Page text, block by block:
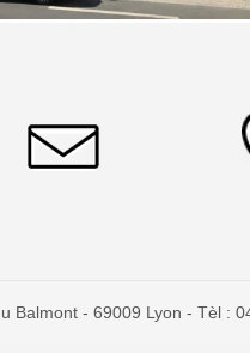
Balmont - 69009 Lyon - Tèl :